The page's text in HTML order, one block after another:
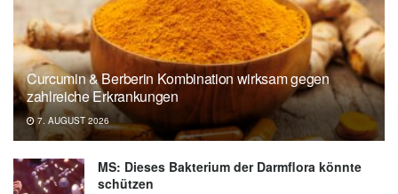
Curcumin & Berberin Kombination wirksam gegen
zahlreiche Erkrankungen
7. AUGUST 2026
MS: Dieses Bakterium der Darmflora könnte
schützen